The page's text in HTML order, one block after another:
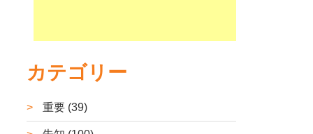
カテゴリー
重要 (39)